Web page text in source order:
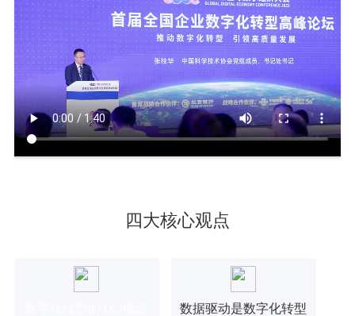
四大核心观点
数据驱动是数字化转型